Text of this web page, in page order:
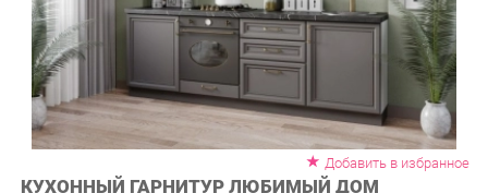
Добавить в избранное
КУХОННЫЙ ГАРНИТУР ЛЮБИМЫЙ ДОМ
ДЖЕЛАТТО 04 БЕЛЫЙ ОНИКС СЕРЫЙ